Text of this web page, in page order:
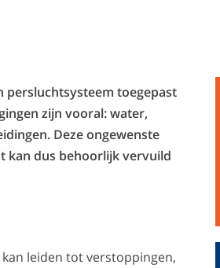
persluchtsysteem toegepast
zijn vooral: water,
Deze ongewenste
kan dus behoorlijk vervuild
leiden tot verstoppingen,